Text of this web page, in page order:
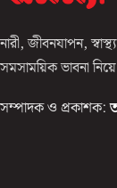
নারী, জীবনযাপন,
সমসাময়িক ভাবনা
সম্পাদক ও প্রকাশক: